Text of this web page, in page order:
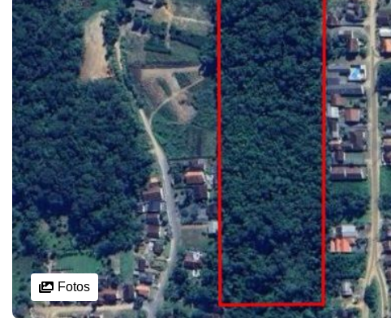
Fotos